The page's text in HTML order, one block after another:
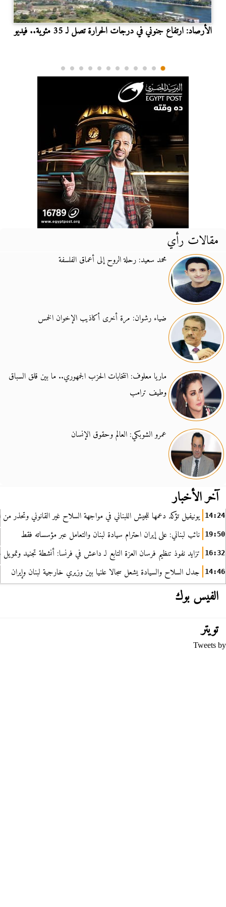
الأرصاد: ارتفاع جنوني في درجات الحرارة تصل لـ 35 مئوية.. فيديو
مقالات رأي
محمد سعيد: رحلة الروح إلى أعماق الفلسفة
ضياء رشوان: مرة أخرى أكاذيب الإخوان الخمس
ماريا معلوف: انتخابات الحزب الجمهوري.. ما بين قلق السباق
وطيف ترامب
عمرو الشوبكي: العالم وحقوق الإنسان
آخر الأخبار
14:24 يونيفيل تؤكد دعمها للجيش اللبناني في مواجهة السلاح غير القانوني وتحذر من
19:50 نائب لبناني: على إيران احترام سيادة لبنان والتعامل عبر مؤسساته فقط
16:32 تزايد نفوذ تنظيم فرسان العزة التابع لـ داعش في فرنسا: أنشطة تجنيد
14:46 جدل السلاح والسيادة يشعل سجالا علنيا بين وزيري خارجية لبنان وإيران
الفيس بوك
تويتر
Tweets by